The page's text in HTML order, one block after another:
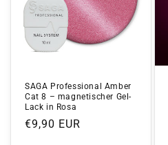
SAGA Professional Amber
Cat 8 – magnetischer Gel-
Lack in Rosa
Normaler
€9,90 EUR